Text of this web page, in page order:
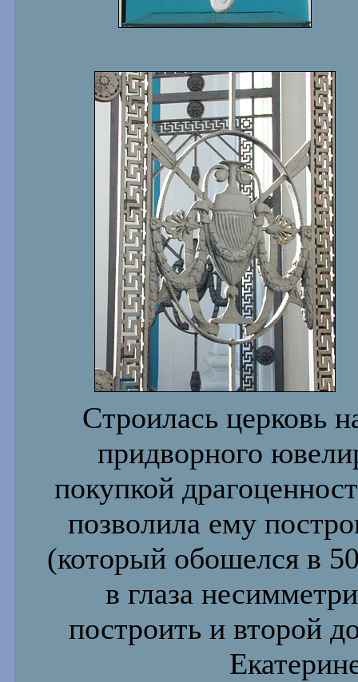
Строилась церковь
придворного
покупкой
позволила ему
(который обошелся в
в глаза
построить и второй